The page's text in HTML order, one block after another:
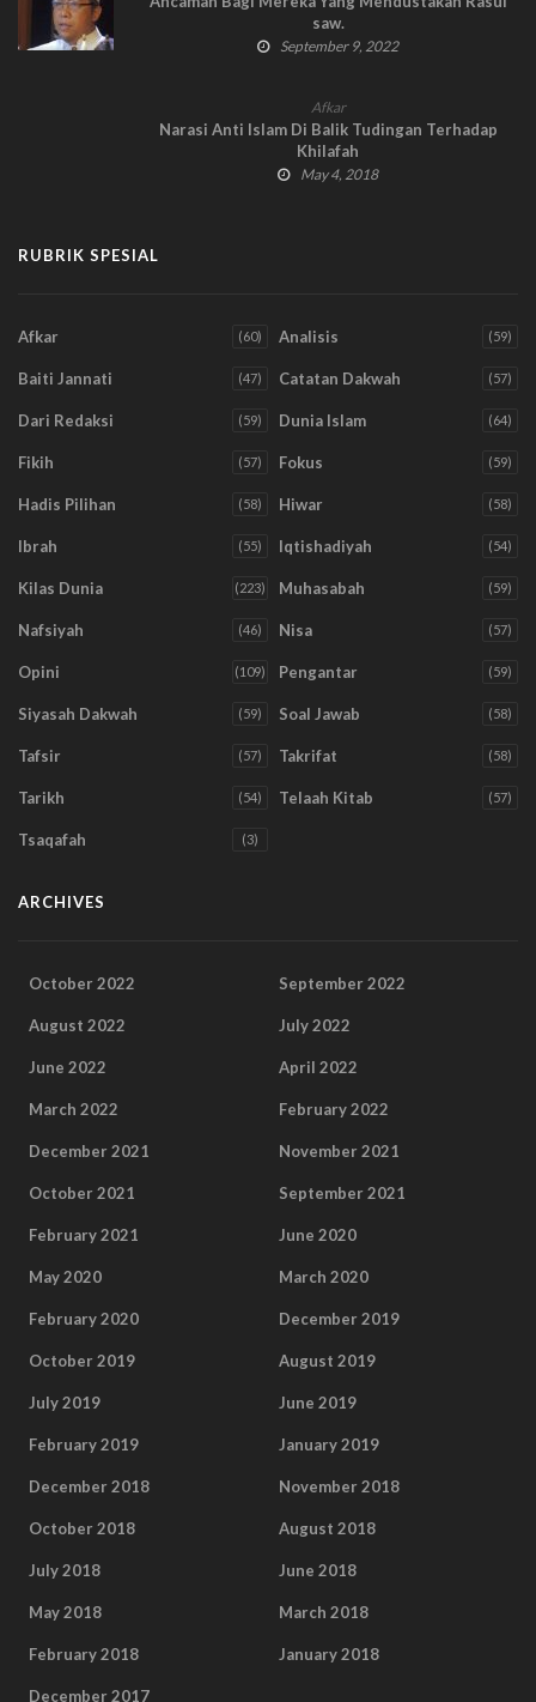
saw.
September 9, 2022
Afkar
Narasi Anti Islam Di Balik Tudingan Terhadap
Khilafah
May 4, 2018
RUBRIK SPESIAL
Afkar (60) Analisis (59)
Baiti Jannati (47) Catatan Dakwah (57)
Dari Redaksi (59) Dunia Islam (64)
Fikih (57) Fokus (59)
Hadis Pilihan (58) Hiwar (58)
Ibrah (55) Iqtishadiyah (54)
Kilas Dunia (223) Muhasabah (59)
Nafsiyah (46) Nisa (57)
Opini (109) Pengantar (59)
Siyasah Dakwah (59) Soal Jawab (58)
Tafsir (57) Takrifat (58)
Tarikh (54) Telaah Kitab (57)
Tsaqafah (3)
ARCHIVES
October 2022 September 2022
August 2022 July 2022
June 2022 April 2022
March 2022 February 2022
December 2021 November 2021
October 2021 September 2021
February 2021 June 2020
May 2020 March 2020
February 2020 December 2019
October 2019 August 2019
July 2019 June 2019
February 2019 January 2019
December 2018 November 2018
October 2018 August 2018
July 2018 June 2018
May 2018 March 2018
February 2018 January 2018
December 2017